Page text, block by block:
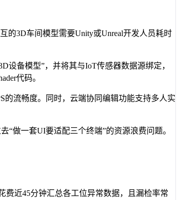
的3D车间模型需要Unity或Unreal开发人员耗时
备模型”，并将其与IoT传感器数据源绑定，
代码。
的流畅度。同时，云端协同编辑功能支持多人实
“做一套UI要适配三个终端”的资源浪费问题。
近45分钟汇总各工位异常数据，且漏检率常